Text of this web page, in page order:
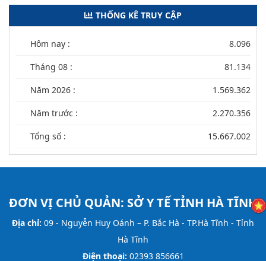
THỐNG KÊ TRUY CẬP
Hôm nay : 8.096
Tháng 08 : 81.134
Năm 2026 : 1.569.362
Năm trước : 2.270.356
Tổng số : 15.667.002
ĐƠN VỊ CHỦ QUẢN: SỞ Y TẾ TỈNH HÀ TĨNH
Địa chỉ: 09 - Nguyễn Huy Oánh – P. Bắc Hà - TP.Hà Tĩnh - Tỉnh
Hà Tĩnh
Điện thoại: 02393 856661